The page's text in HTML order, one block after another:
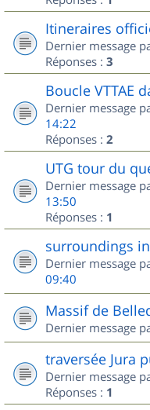
Itineraires
Dernier message
Réponses : 3
Boucle VTTAE
Dernier message
14:22
Réponses : 2
UTG tour du
Dernier message
13:50
Réponses : 1
surroundings
Dernier message
09:40
Massif de
Dernier message
traversée Jura
Dernier message
Réponses : 1